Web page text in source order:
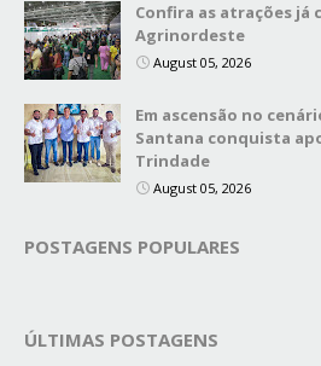
Confira as atrações já
Agrinordeste
August 05, 2026
Em ascensão no
Santana conquista
Trindade
August 05, 2026
POSTAGENS POPULARES
ÚLTIMAS POSTAGENS